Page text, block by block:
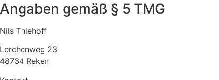
Angaben gemäß § 5 TMG
Nils Thiehoff
Lerchenweg 23
48734 Reken